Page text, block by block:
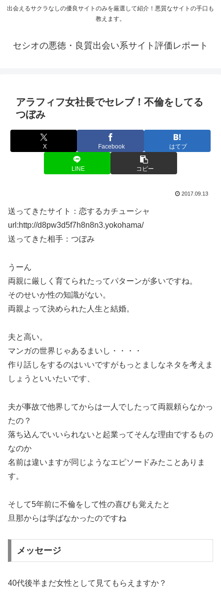
出会えるサクラなしの優良サイトのみを厳選して紹介！悪質なサイトの手口も
教えます。
セシオの悪徳・良質出会い系サイト評価レポート
アラフィフ女社長でセレブ！不倫をしてる
つぼみ
X Facebook はてブ
LINE コピー
2017.09.13
送ってきたサイト：恋するカチューシャ
url:http://d8pw3d5f7h8n8n3.yokohama/
送ってきた相手：つぼみ
うーん
両親に厳しく育てられたってパターンが多いですね。
そのせいか性の知識がない。
両親よって決められた人生と結婚。
夫と高い。
マンガの世界じゃあるまいし・・・・
作り話しをするのはいいですがもっとましなネタを考えま
しょうといいたいです、
夫が事故で他界してからは一人でしたって両親頼らなかっ
たの？
落ち込んでいいられないと起業ってそんな理由でするもの
なのか
名前は違いますが同じようなエピソードみたことありま
す。
そして5年前に不倫をして性の喜びも覚えたと
旦那からは学ばなかったのですね
メッセージ
40代後半まだ女性として見てもらえますか？